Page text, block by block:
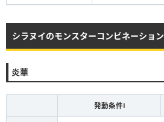
シラヌイのモンスターコンビネーション
炎華
発動条件Ⅰ